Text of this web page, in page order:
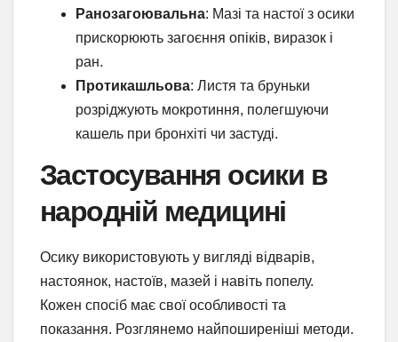
Ранозагоювальна: Мазі та настої з осики
прискорюють загоєння опіків, виразок і
ран.
Протикашльова: Листя та бруньки
розріджують мокротиння, полегшуючи
кашель при бронхіті чи застуді.
Застосування осики в
народній медицині
Осику використовують у вигляді відварів,
настоянок, настоїв, мазей і навіть попелу.
Кожен спосіб має свої особливості та
показання. Розглянемо найпоширеніші методи.